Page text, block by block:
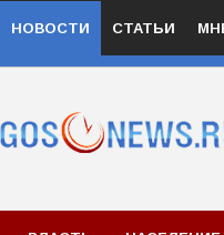
НОВОСТИ СТАТЬИ